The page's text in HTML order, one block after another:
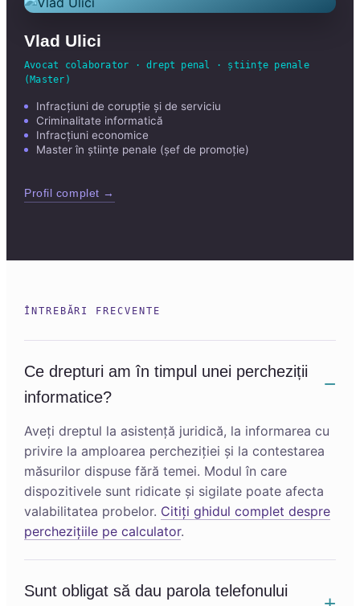
Vlad Ulici
Avocat colaborator · drept penal · științe penale
(Master)
Infracțiuni de corupție și de serviciu
Criminalitate informatică
Infracțiuni economice
Master în științe penale (șef de promoție)
Profil complet →
ÎNTREBĂRI FRECVENTE
Ce drepturi am în timpul unei percheziții
informatice?
Aveți dreptul la asistență juridică, la informarea cu
privire la amploarea percheziției și la contestarea
măsurilor dispuse fără temei. Modul în care
dispozitivele sunt ridicate și sigilate poate afecta
valabilitatea probelor. Citiți ghidul complet despre
perchezițiile pe calculator.
Sunt obligat să dau parola telefonului